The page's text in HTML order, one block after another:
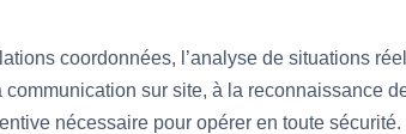
coordonnées, l’analyse de situations
communication sur site, à la reconnaissance
nécessaire pour opérer en toute sécurité.